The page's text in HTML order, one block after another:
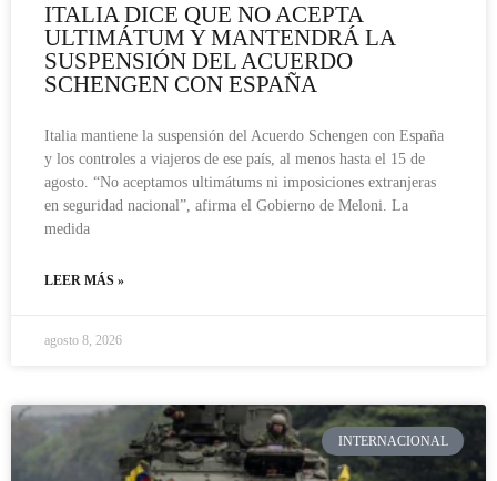
ITALIA DICE QUE NO ACEPTA
ULTIMÁTUM Y MANTENDRÁ LA
SUSPENSIÓN DEL ACUERDO
SCHENGEN CON ESPAÑA
Italia mantiene la suspensión del Acuerdo Schengen con España
y los controles a viajeros de ese país, al menos hasta el 15 de
agosto. “No aceptamos ultimátums ni imposiciones extranjeras
en seguridad nacional”, afirma el Gobierno de Meloni. La
medida
LEER MÁS »
agosto 8, 2026
INTERNACIONAL